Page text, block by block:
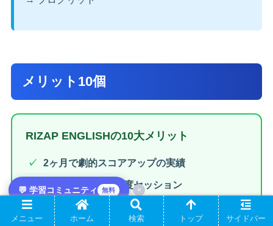
メリット10個
RIZAP ENGLISHの10大メリット
2ヶ月で劇的スコアアップの実績
週2回×50分の高頻度セッション
毎日3時間シュクダイで学習習慣化
💬 学習コミュニティ 無料 ×
メニュー ホーム 検索 トップ サイドバー